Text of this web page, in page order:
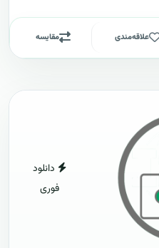
علاقه‌مندی مقایسه
دانلود
فوری